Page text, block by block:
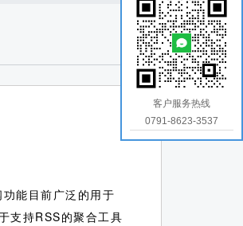
能目前广泛的用于
支持RSS的聚合工具
客户服务热线
0791-8623-3537